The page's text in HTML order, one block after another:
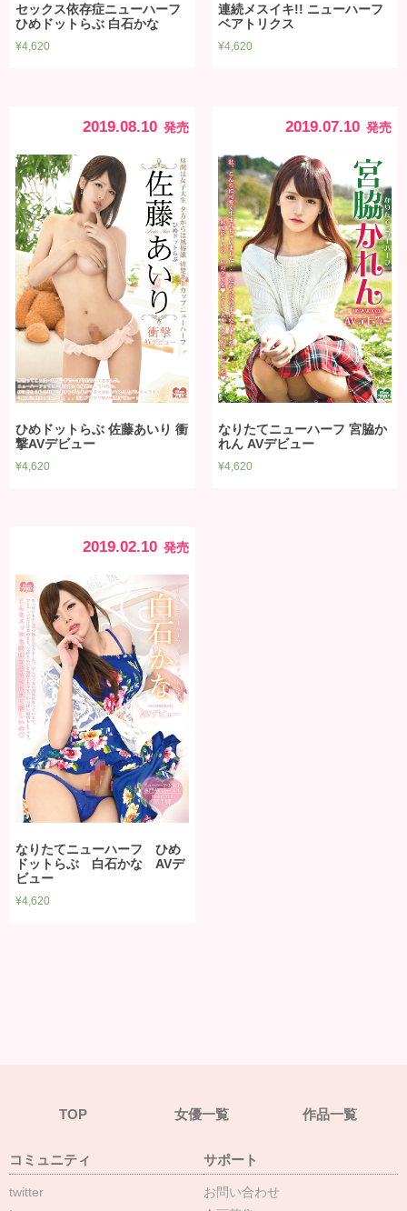
セックス依存症ニューハーフ
ひめドットらぶ 白石かな
¥4,620
連続メスイキ!! ニューハーフ
ベアトリクス
¥4,620
2019.08.10 発売
ひめドットらぶ 佐藤あいり 衝
撃AVデビュー
¥4,620
2019.07.10 発売
なりたてニューハーフ 宮脇か
れん AVデビュー
¥4,620
2019.02.10 発売
なりたてニューハーフ ひめ
ドットらぶ 白石かな AVデ
ビュー
¥4,620
TOP 女優一覧 作品一覧
コミュニティ
twitter
サポート
お問い合わせ